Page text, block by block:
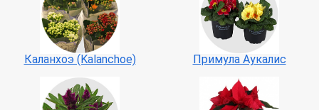
Каланхоэ (Kalanchoe) Примула Аукалис